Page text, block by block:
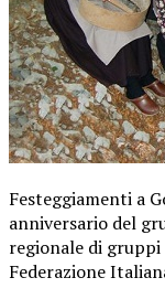
Festeggiamenti a
anniversario del
regionale di
Federazione